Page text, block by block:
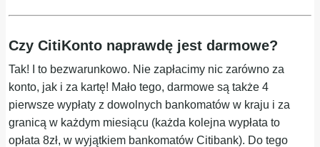
Czy CitiKonto naprawdę jest darmowe?
Tak! I to bezwarunkowo. Nie zapłacimy nic zarówno za
konto, jak i za kartę! Mało tego, darmowe są także 4
pierwsze wypłaty z dowolnych bankomatów w kraju i za
granicą w każdym miesiącu (każda kolejna wypłata to
opłata 8zł, w wyjątkiem bankomatów Citibank). Do tego